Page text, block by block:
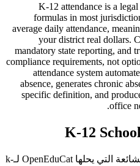
K-12 attendance is a
formulas in most
average daily attendance,
your district real dollars.
mandatory state reporting, and
compliance requirements, not
attendance system
absence, generates chronic
specific definition, and
office
عقبات attendance management الشائعة التي يحلها OpenEduCat لـk-